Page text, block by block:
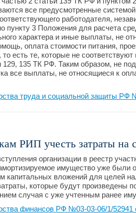
все предусмотренные
работодателя,
пункту 3 Положения для расчета
характера и иные выплаты, не
оплата стоимости питания,
есть те, которые не
129, 135 ТК РФ. Таким образом, не
все выплаты, не относящиеся к
труда и социальной защиты РФ
РИП учесть затраты на
организации в реестр
имущество уже были
капитальных вложений для целей
которые будут произведены
случая с уже учтенным ранее
финансов РФ №03-03-06/1/52941